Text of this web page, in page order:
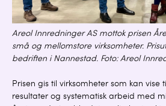
Areol Innredninger AS mottok prisen
små og mellomstore virksomheter.
bedriften i Nannestad. Foto: Areol
Prisen gis til virksomheter som kan vise
resultater og systematisk arbeid med